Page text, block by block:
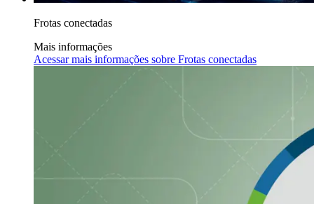
Frotas conectadas
Mais informações
Acessar mais informações sobre Frotas conectadas